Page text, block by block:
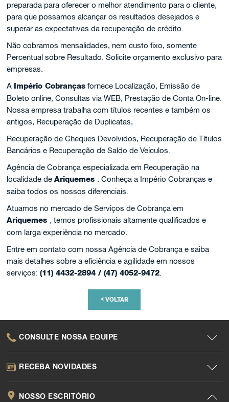
preparada para oferecer o melhor atendimento para o cliente,
para que possamos alcançar os resultados desejados e
superar as expectativas da recuperação de crédito.
Não cobramos mensalidades, nem custo fixo, somente
Percentual sobre Resultado. Solicite orçamento exclusivo para
empresas.
A Império Cobranças fornece Localização, Emissão de
Boleto online, Consultas via WEB, Prestação de Conta On-line.
Nossa empresa trabalha com títulos recentes e também os
antigos, Recuperação de Duplicatas,
Recuperação de Cheques Devolvidos, Recuperação de Títulos
Bancários e Recuperação de Saldo de Veículos.
Agência de Cobrança especializada em Recuperação na
localidade deAriquemes . Conheça a Império Cobranças e
saiba todos os nossos diferenciais.
Atuamos no mercado de Serviços de Cobrança em
Ariquemes , temos profissionais altamente qualificados e
com larga experiência no mercado.
Entre em contato com nossa Agência de Cobrança e saiba
mais detalhes sobre a eficiência e agilidade em nossos
serviços:(11) 4432-2894 / (47) 4052-9472.
<VOLTAR
CONSULTE NOSSA EQUIPE
RECEBA NOVIDADES
NOSSO ESCRITÓRIO